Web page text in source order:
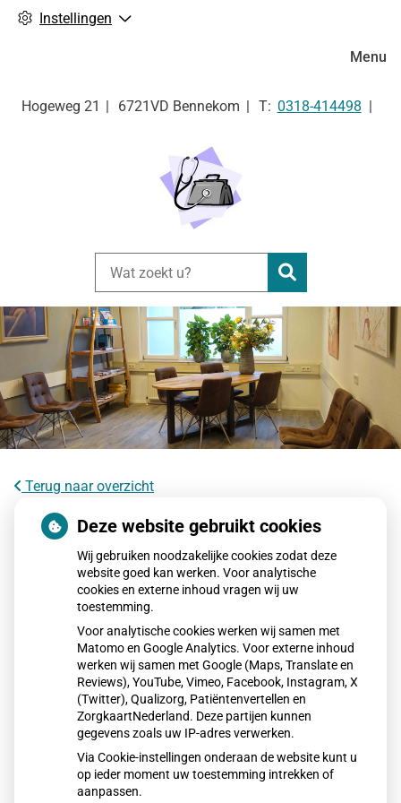
Instellingen
Hogeweg 21 6721VD Bennekom Tel:
0318-414498
Zoeken
Menu
Terug naar overzicht
AI als diëtist? Zo betrouwbaar is
ChatGPT bij afvallen
AI kan snel en algemeen dieetadvies geven dat helpt bij
afvallen, maar mist persoonlijke afstemming. Een diëtist
kijkt naar leefstijl, stress, hormonen en gewoonten en
adviseert duurzaam gewichtsverlies. AI is handig als
startpunt, maar voor blijvend resultaat blijft persoonlijke
begeleiding belangrijk.
Lees het hele artikel op: Gezondheidsnet
Publicatiedatum:12-01-2026
Deze website gebruikt cookies
Wij gebruiken noodzakelijke cookies zodat deze
website goed kan werken. Voor analytische
cookies en externe inhoud vragen wij uw
toestemming.
Voor analytische cookies werken wij samen met
Matomo en Google Analytics. Voor externe inhoud
werken wij samen met Google (Maps, Translate en
Reviews), YouTube, Vimeo, Facebook, Instagram, X
(Twitter), Qualizorg, Patiëntenvertellen en
ZorgkaartNederland. Deze partijen kunnen
gegevens zoals uw IP-adres verwerken.
Via Cookie-instellingen onderaan de website kunt u
op ieder moment uw toestemming intrekken of
aanpassen.